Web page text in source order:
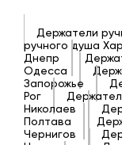
Держатели
ручного душа
Днепр
Одесса
Запорожье
Рог
Николаев
Полтава
Чернигов